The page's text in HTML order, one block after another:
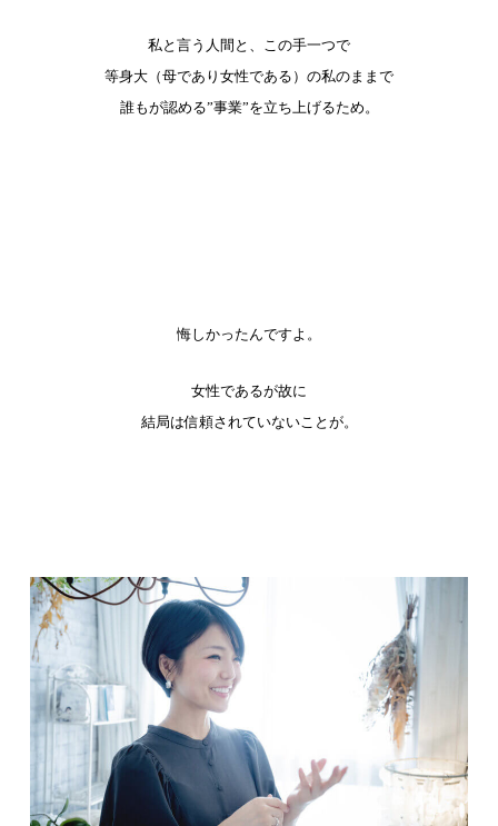
私と言う人間と、この手一つで
等身大（母であり女性である）の私のままで
誰もが認める”事業”を立ち上げるため。
悔しかったんですよ。
女性であるが故に
結局は信頼されていないことが。